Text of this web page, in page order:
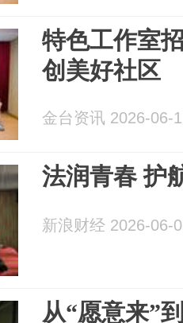
特色工作室
创美好社区
金台资讯 2026-06-
法润青春 护
新浪财经 2026-06-
从“愿意来”